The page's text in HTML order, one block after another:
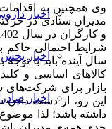
اخبار
اخبار پخش
اخبار
وی همچنین به
مدیران ستادی در
شرایط احتمالی حاکم
سال آینده باید با
کالاهای اساسی و
بازار برای شرکت‌های
این رو، از دست دادن
داشته باشد؛ لذا